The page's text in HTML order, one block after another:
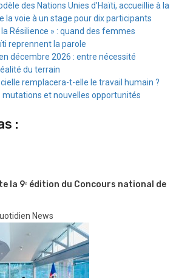
des Nations Unies d’Haïti, accueillie à la
la voie à un stage pour dix participants
Résilience » : quand des femmes
reprennent la parole
décembre 2026 : entre nécessité
du terrain
remplacera-t-elle le travail humain ?
mutations et nouvelles opportunités
:
la 9ᵉ édition du Concours national de
News